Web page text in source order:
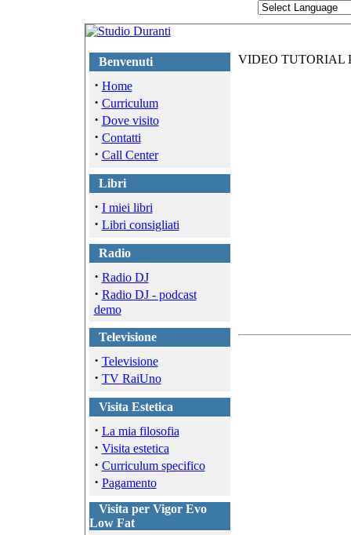
Benvenuti
· Home
· Curriculum
· Dove visito
· Contatti
· Call Center
Libri
· I miei libri
· Libri consigliati
Radio
· Radio DJ
· Radio DJ - podcast
demo
Televisione
· Televisione
· TV RaiUno
Visita Estetica
· La mia filosofia
· Visita estetica
· Curriculum specifico
· Pagamento
Visita per Vigor Evo
Low Fat
VIDEO TUTORIAL